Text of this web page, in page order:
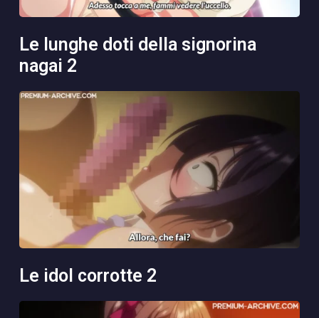
le lunghe doti della signorina
nagai 2
le idol corrotte 2